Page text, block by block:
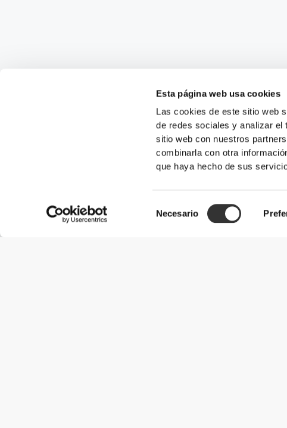
Esta página web usa cookies
Las cookies de este sitio web
de redes sociales y analizar el
sitio web con nuestros
combinarla con otra
que haya hecho de sus
de
Necesario